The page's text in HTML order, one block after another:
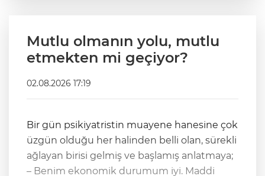
Mutlu olmanın yolu, mutlu
etmekten mi geçiyor?
02.08.2026 17:19
Bir gün psikiyatristin muayene hanesine çok
üzgün olduğu her halinden belli olan, sürekli
ağlayan birisi gelmiş ve başlamış anlatmaya;
– Benim ekonomik durumum iyi. Maddi